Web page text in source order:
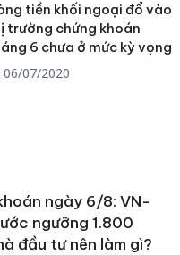
tiền khối ngoại đổ vào
trường chứng khoán
6 chưa ở mức kỳ vọng
06/07/2020
ngày 6/8: VN-
ngưỡng 1.800
đầu tư nên làm gì?